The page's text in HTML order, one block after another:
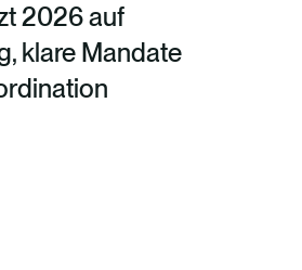
2026 auf
klare Mandate